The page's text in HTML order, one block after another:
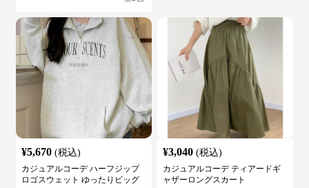
¥5,670 (税込)
カジュアルコーデ ハーフジップ
ロゴスウェット ゆったりビッグ
¥3,040 (税込)
カジュアルコーデ ティアードギ
ャザーロングスカート